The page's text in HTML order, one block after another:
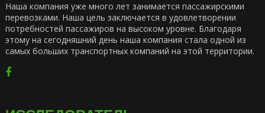
Наша компания уже много лет занимается пассажирскими
перевозками. Наша цель заключается в удовлетворении
потребностей пассажиров на высоком уровне. Благодаря
этому на сегодняшний день наша компания стала одной из
самых больших транспортных компаний на этой территории.